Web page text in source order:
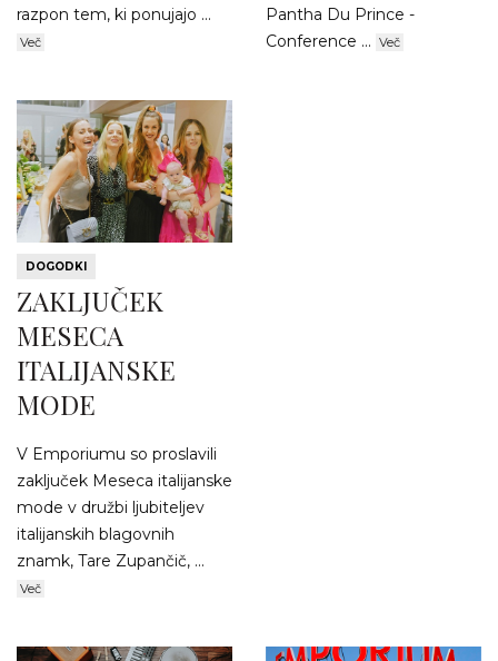
razpon tem, ki ponujajo ...
Več
Pantha Du Prince -
Conference ... Več
DOGODKI
ZAKLJUČEK
MESECA
ITALIJANSKE
MODE
V Emporiumu so proslavili
zaključek Meseca italijanske
mode v družbi ljubiteljev
italijanskih blagovnih
znamk, Tare Zupančič, ...
Več